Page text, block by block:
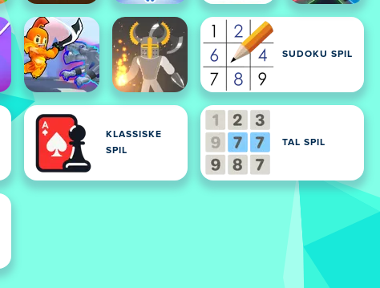
SUDOKU SPIL
KLASSISKE
SPIL
TAL SPIL